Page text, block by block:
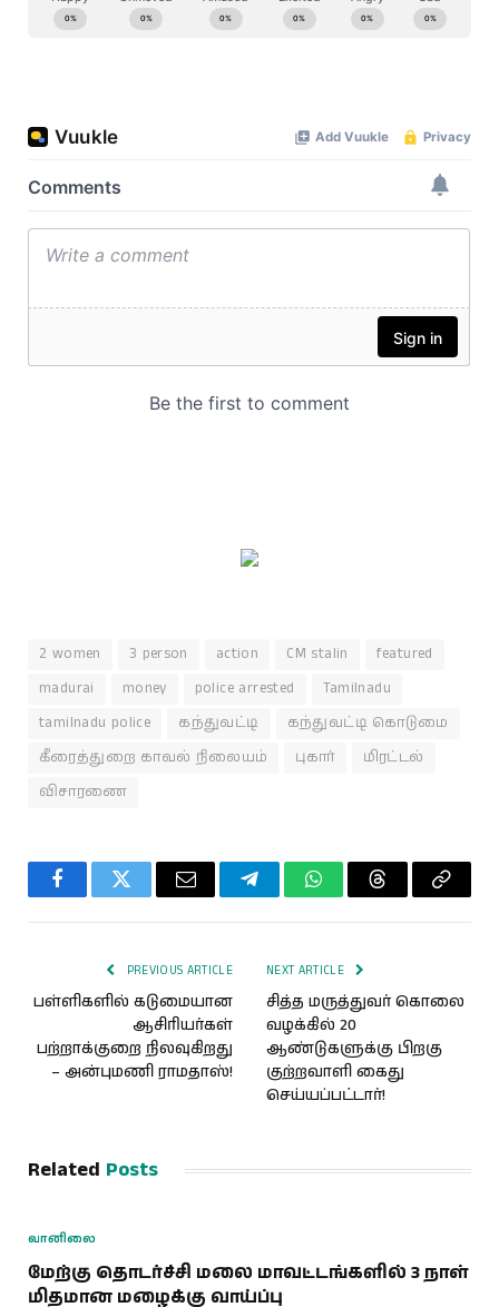
2 women 3 person action CM stalin
featured
madurai
money police arrested
Tamilnadu
tamilnadu police
கந்துவட்டி
கந்துவட்டி கொடுமை
கீரைத்துறை காவல் நிலையம்
புகார்
மிரட்டல்
விசாரணை
FacebookTwitter Email TelegramWhatsAppThreadsCopy
PREVIOUS ARTICLE
பள்ளிகளில் கடுமையான
ஆசிரியர்கள்
பற்றாக்குறை நிலவுகிறது
– அன்புமணி ராமதாஸ்!
NEXT ARTICLE
சித்த மருத்துவர் கொலை
வழக்கில் 20
ஆண்டுகளுக்கு பிறகு
குற்றவாளி கைது
செய்யப்பட்டார்!
Related Posts
வானிலை
மேற்கு தொடர்ச்சி மலை மாவட்டங்களில் 3 நாள்
மிதமான மழைக்கு வாய்ப்பு